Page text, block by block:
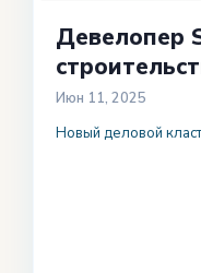
Девелопер
Июн 11, 2025
Новый деловой